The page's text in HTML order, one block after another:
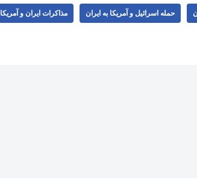
حمله اسرائیل و آمریکا به ایران مذاکرات ایران و آمریکا